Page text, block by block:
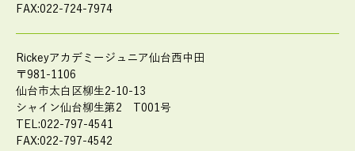
FAX:022-724-7974
Rickeyアカデミージュニア仙台西中田
〒981-1106
仙台市太白区柳生2-10-13
シャイン仙台柳生第2 T001号
TEL:022-797-4541
FAX:022-797-4542